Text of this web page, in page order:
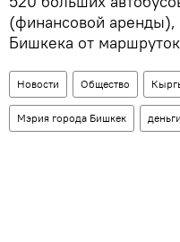
(финансовой аренды),
Бишкека от
Новости Общество
Мэрия города Бишкек деньги